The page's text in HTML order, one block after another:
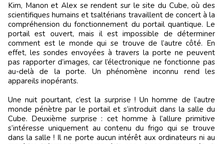
Kim, Manon et Alex se rendent sur le site du Cube, où des
scientifiques humains et tsaltérians travaillent de concert à la
compréhension du fonctionnement du portail quantique. Le
portail est ouvert, mais il est impossible de déterminer
comment est le monde qui se trouve de l’autre côté. En
effet, les sondes envoyées à travers la porte ne peuvent
pas rapporter d’images, car l’électronique ne fonctionne pas
au-delà de la porte. Un phénomène inconnu rend les
appareils inopérants.
Une nuit pourtant, c’est la surprise ! Un homme de l’autre
monde pénètre par le portail et s’introduit dans la salle du
Cube. Deuxième surprise : cet homme à l’allure primitive
s’intéresse uniquement au contenu du frigo qui se trouve
dans la salle ! Il ne porte aucun intérêt aux ordinateurs ni au